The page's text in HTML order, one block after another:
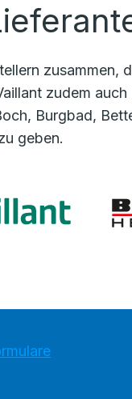
zudem
Burgbad,
geben.